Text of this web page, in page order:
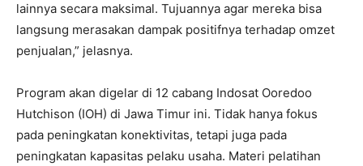
lainnya secara maksimal. Tujuannya agar mereka bisa
langsung merasakan dampak positifnya terhadap omzet
penjualan,” jelasnya.
Program akan digelar di 12 cabang Indosat Ooredoo
Hutchison (IOH) di Jawa Timur ini. Tidak hanya fokus
pada peningkatan konektivitas, tetapi juga pada
peningkatan kapasitas pelaku usaha. Materi pelatihan